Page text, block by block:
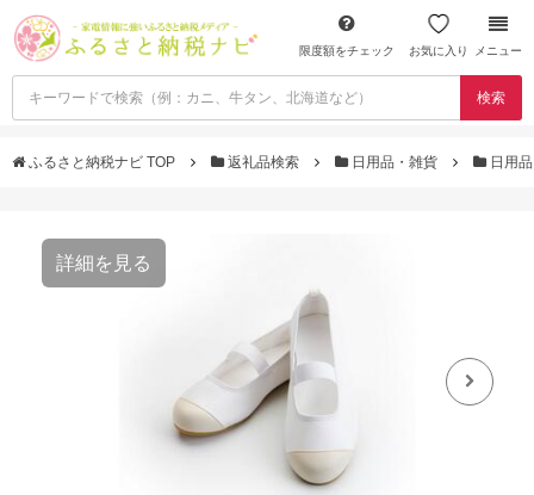
限度額をチェック お気に入り メニュー
検索
ふるさと納税ナビ TOP 返礼品検索 日用品・雑貨 日用
詳細を見る